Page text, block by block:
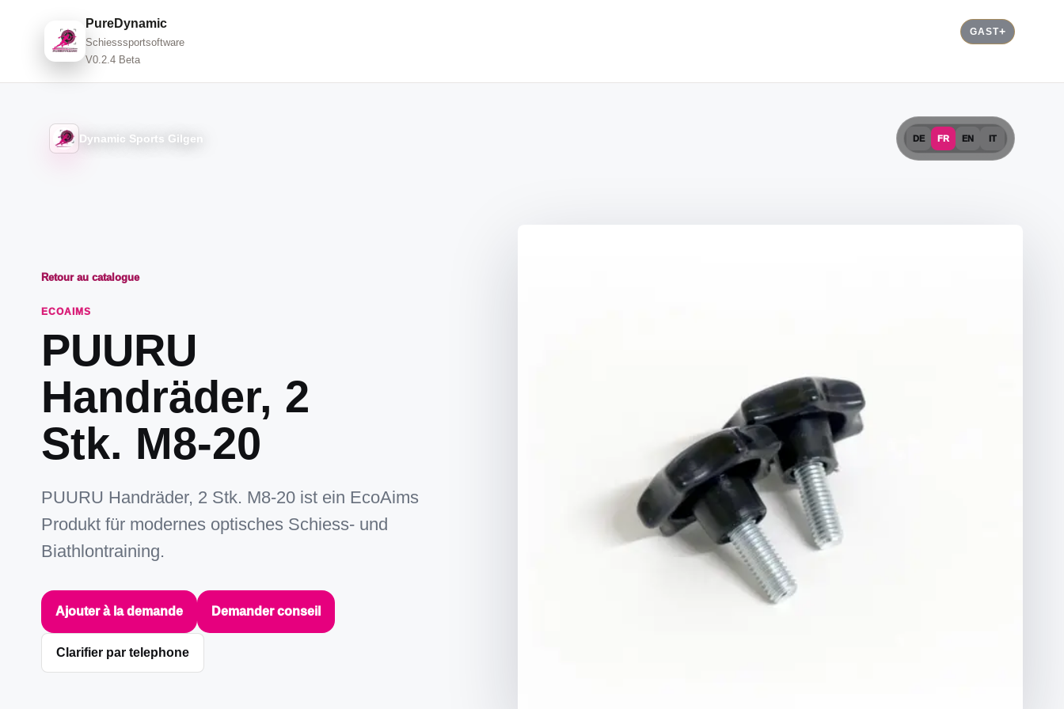
PureDynamic
Schiesssportsoftware
V0.2.4 Beta
GAST
Dynamic Sports Gilgen DE FR EN IT
Retour au catalogue
ECOAIMS
PUURU
Handräder, 2
Stk. M8-20
PUURU Handräder, 2 Stk. M8-20 ist ein EcoAims
Produkt für modernes optisches Schiess- und
Biathlontraining.
Ajouter à la demande Demander conseil
Clarifier par telephone